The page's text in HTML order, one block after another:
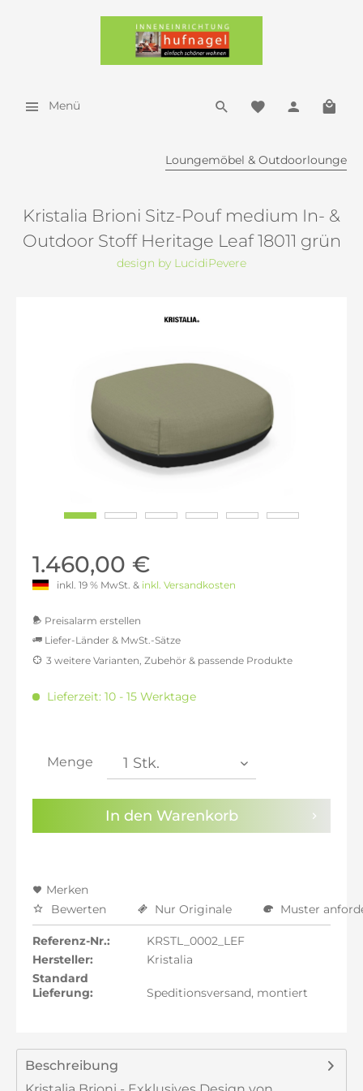
Menü
Loungemöbel & Outdoorlounge
Kristalia Brioni Sitz-Pouf medium In- &
Outdoor Stoff Heritage Leaf 18011 grün
design by LucidiPevere
1.460,00 €
inkl. 19 % MwSt. & inkl. Versandkosten
Preisalarm erstellen
Sie haben dieDatenschutzbestimmungenzur
Kenntnis genommen.
Liefer-Länder & MwSt.-Sätze
inkl. 16% MwSt.: 1.423,19 €
inkl. 20% MwSt.: 1.472,27 €
inkl. 21% MwSt.: 1.484,54 €
inkl. 22% MwSt.: 1.496,81 €
3 weitere Varianten, Zubehör & passende Produkte
Lieferzeit: 10 - 15 Werktage
Menge
In den Warenkorb
Merken
Bewerten
Nur Originale Muster
Referenz-Nr.:
KRSTL_0002_LEF
Hersteller:
Kristalia
Standard
Lieferung:
Speditionsversand, montiert
Beschreibung